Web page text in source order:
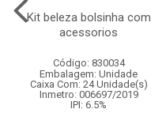
Kit beleza bolsinha com
acessorios
Código: 830034
Embalagem: Unidade
Caixa Com: 24 Unidade(s)
Inmetro: 006697/2019
IPI: 6.5%